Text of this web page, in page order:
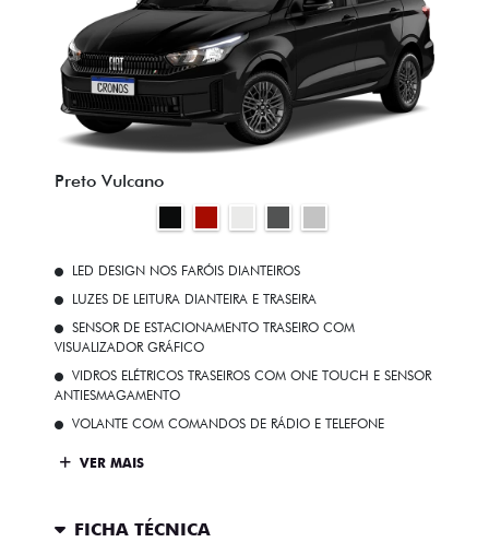
Preto Vulcano
LED DESIGN NOS FARÓIS DIANTEIROS
LUZES DE LEITURA DIANTEIRA E TRASEIRA
SENSOR DE ESTACIONAMENTO TRASEIRO COM
VISUALIZADOR GRÁFICO
VIDROS ELÉTRICOS TRASEIROS COM ONE TOUCH E SENSOR
ANTIESMAGAMENTO
VOLANTE COM COMANDOS DE RÁDIO E TELEFONE
VER MAIS
FICHA TÉCNICA